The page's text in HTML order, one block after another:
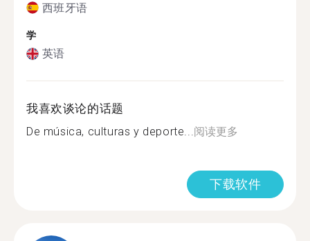
西班牙语
学
英语
我喜欢谈论的话题
De música, culturas y deporte...阅读更多
下载软件